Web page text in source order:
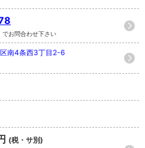
でお問合わせ下さい
南4条西3丁目2-6
(税・サ別)